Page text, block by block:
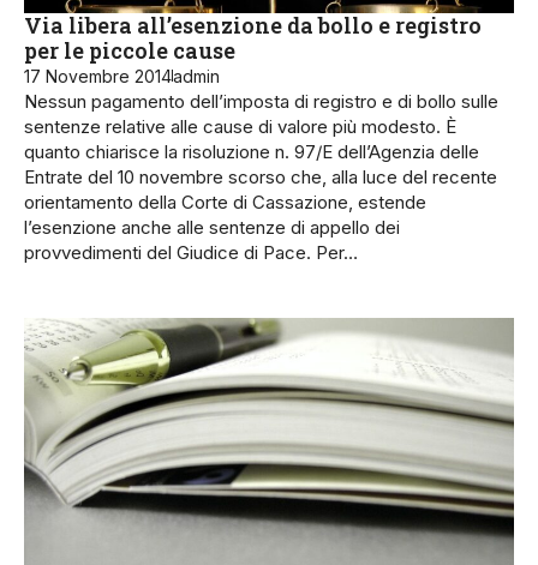
Via libera all’esenzione da bollo e registro
per le piccole cause
17 Novembre 2014admin
Nessun pagamento dell’imposta di registro e di bollo sulle
sentenze relative alle cause di valore più modesto. È
quanto chiarisce la risoluzione n. 97/E dell’Agenzia delle
Entrate del 10 novembre scorso che, alla luce del recente
orientamento della Corte di Cassazione, estende
l’esenzione anche alle sentenze di appello dei
provvedimenti del Giudice di Pace. Per…